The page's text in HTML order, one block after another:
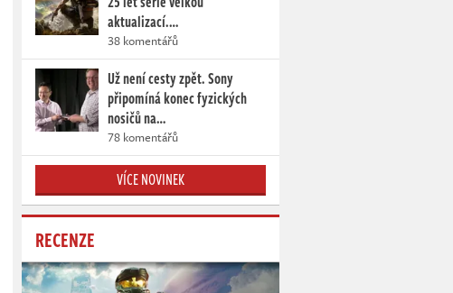
aktualizací.…
38 komentářů
Už není cesty zpět. Sony
připomíná konec fyzických
nosičů na…
78 komentářů
VÍCE NOVINEK
RECENZE